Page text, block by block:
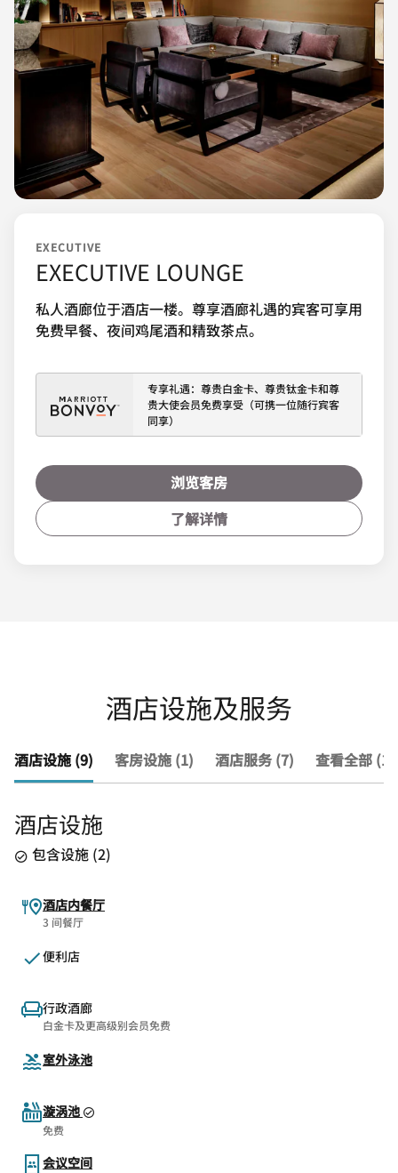
EXECUTIVE
EXECUTIVE LOUNGE
私人酒廊位于酒店一楼。尊享酒廊礼遇的宾客可享用
免费早餐、夜间鸡尾酒和精致茶点。
专享礼遇：尊贵白金卡、尊贵钛金卡和尊
贵大使会员免费享受（可携一位随行宾客
同享）
浏览客房
了解详情
酒店设施及服务
酒店设施 (9) 客房设施 (1) 酒店服务 (7) 查看全部
酒店设施
包含设施 (2)
酒店内餐厅
3 间餐厅
便利店
行政酒廊
白金卡及更高级别会员免费
室外泳池
漩涡池
免费
会议空间